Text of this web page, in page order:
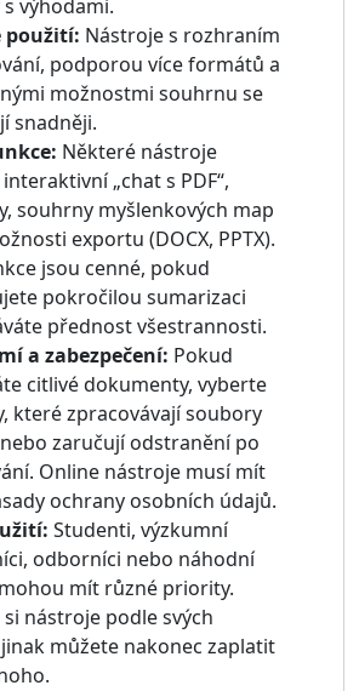
výhodami.
použití: Nástroje s rozhraním
podporou více formátů a
možnostmi souhrnu se
snadněji.
Některé nástroje
„chat s PDF“,
souhrny myšlenkových map
exportu (DOCX, PPTX).
jsou cenné, pokud
pokročilou sumarizaci
přednost všestrannosti.
a zabezpečení: Pokud
citlivé dokumenty, vyberte
které zpracovávají soubory
zaručují odstranění po
Online nástroje musí mít
ochrany osobních údajů.
Studenti, výzkumní
odborníci nebo náhodní
mít různé priority.
nástroje podle svých
můžete nakonec zaplatit